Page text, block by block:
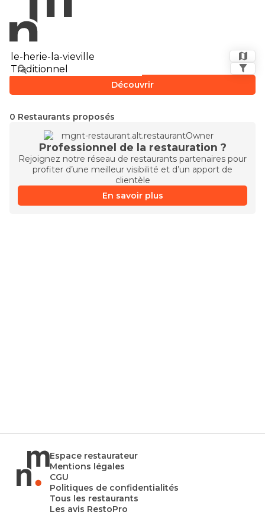
Découvrir
0 Restaurants proposés
Professionnel de la restauration ?
Rejoignez notre réseau de restaurants partenaires pour
profiter d’une meilleur visibilité et d’un apport de
clientèle
En savoir plus
Espace restaurateur
Mentions légales
CGU
Politiques de confidentialités
Tous les restaurants
Les avis RestoPro